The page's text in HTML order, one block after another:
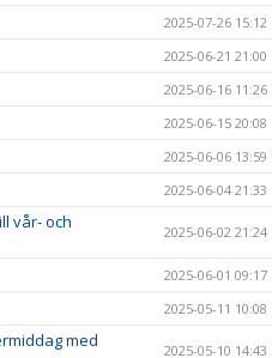
2025-07-26 15:12
2025-06-21 21:00
2025-06-16 11:26
2025-06-15 20:08
2025-06-06 13:59
2025-06-04 21:33
vår- och
2025-06-02 21:24
2025-06-01 09:17
2025-05-11 10:08
med
2025-05-10 14:43